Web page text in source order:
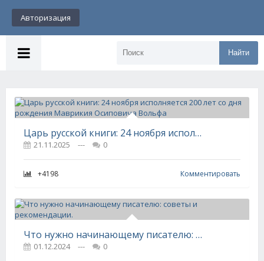
Авторизация
Найти
Царь русской книги: 24 ноября исполняется 200 лет со дня рождения Маврикия Осиповича Вольфа
21.11.2025 --- 0
+4198 Комментировать
Что нужно начинающему писателю: советы и рекомендации.
01.12.2024 ---
0